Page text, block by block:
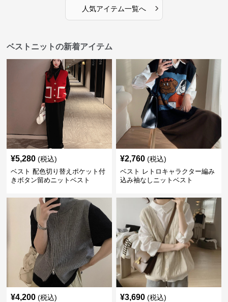
人気アイテム一覧へ ›
ベストニットの新着アイテム
¥5,280 (税込)
ベスト 配色切り替えポケット付
きボタン留めニットベスト
¥2,760 (税込)
ベスト レトロキャラクター編み
込み袖なしニットベスト
¥4,200 (税込) ¥3,690 (税込)